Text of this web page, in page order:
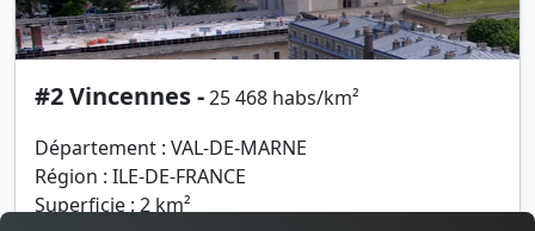
#2 Vincennes -25 468 habs/km²
Département : VAL-DE-MARNE
Région : ILE-DE-FRANCE
Superficie : 2 km²